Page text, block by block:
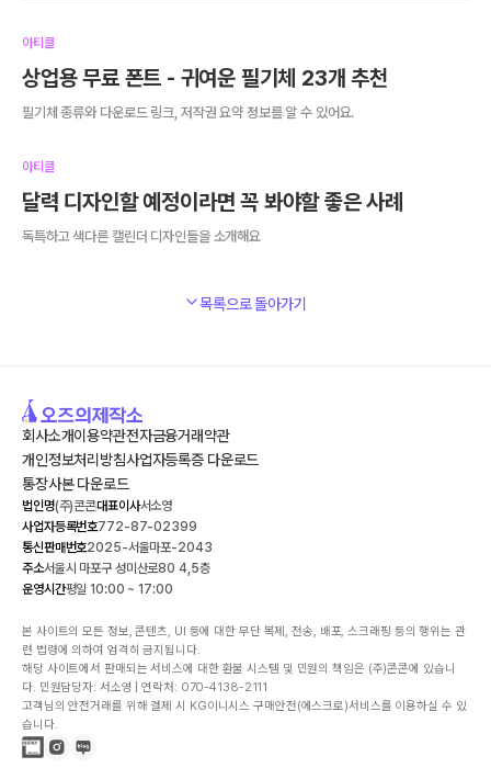
아티클
상업용 무료 폰트 - 귀여운 필기체 23개 추천
필기체 종류와 다운로드 링크, 저작권 요약 정보를 알 수 있어요.
아티클
달력 디자인할 예정이라면 꼭 봐야할 좋은 사례
독특하고 색다른 캘린더 디자인들을 소개해요
목록으로 돌아가기
법인명(주)콘콘대표이사서소영
사업자등록번호772-87-02399
통신판매번호2025-서울마포-2043
주소서울시 마포구 성미산로80 4,5층
운영시간평일 10:00 ~ 17:00
회사소개이용약관전자금융거래약관
개인정보처리방침사업자등록증 다운로드
통장사본 다운로드
본 사이트의 모든 정보, 콘텐츠, UI 등에 대한 무단 복제, 전송, 배포, 스크래핑 등의 행위는 관
련 법령에 의하여 엄격히 금지됩니다.
해당 사이트에서 판매되는 서비스에 대한 환불 시스템 및 민원의 책임은 (주)콘콘에 있습니
다. 민원담당자: 서소영 | 연락처: 070-4138-2111
고객님의 안전거래를 위해 결제 시 KG이니시스 구매안전(에스크로)서비스를 이용하실 수 있
습니다.